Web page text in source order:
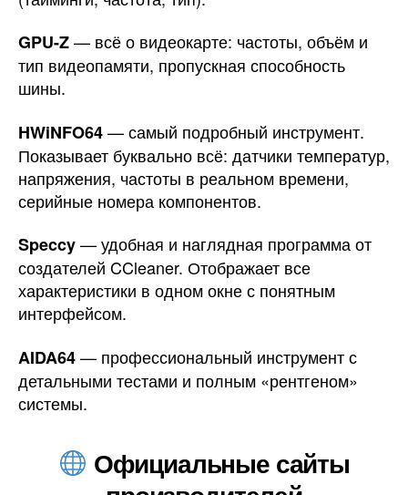
GPU-Z— всё о видеокарте: частоты, объём и
тип видеопамяти, пропускная способность
шины.
HWiNFO64— самый подробный инструмент.
Показывает буквально всё: датчики температур,
напряжения, частоты в реальном времени,
серийные номера компонентов.
Speccy— удобная и наглядная программа от
создателей CCleaner. Отображает все
характеристики в одном окне с понятным
интерфейсом.
AIDA64— профессиональный инструмент с
детальными тестами и полным «рентгеном»
системы.
Официальные сайты